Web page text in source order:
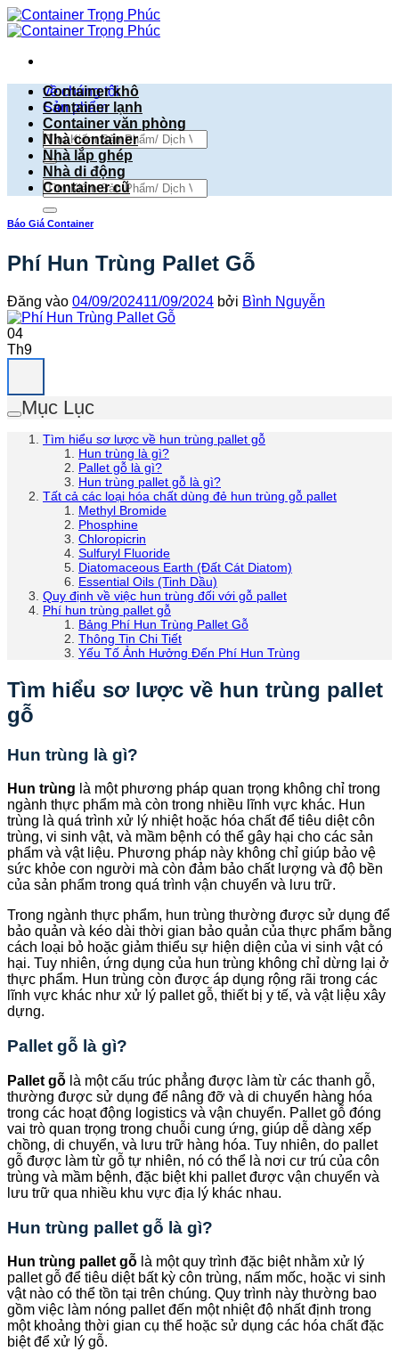
Bỏ
qua
dung
về chúng tôi
Sản phẩm
Tìm
kiếm:
Tìm
kiếm:
Container khô
Container lạnh
Container văn phòng
Nhà container
Nhà lắp ghép
Nhà di động
Container cũ
Báo Giá Container
Phí Hun Trùng Pallet Gỗ
Đăng vào 04/09/202411/09/2024 bởi Bình Nguyễn
04
Th9
Mục Lục
Tìm hiểu sơ lược về hun trùng pallet gỗ
Hun trùng là gì?
Pallet gỗ là gì?
Hun trùng pallet gỗ là gì?
Tất cả các loại hóa chất dùng đẻ hun trùng gỗ pallet
Methyl Bromide
Phosphine
Chloropicrin
Sulfuryl Fluoride
Diatomaceous Earth (Đất Cát Diatom)
Essential Oils (Tinh Dầu)
Quy định về việc hun trùng đối với gỗ pallet
Phí hun trùng pallet gỗ
Bảng Phí Hun Trùng Pallet Gỗ
Thông Tin Chi Tiết
Yếu Tố Ảnh Hưởng Đến Phí Hun Trùng
Tìm hiểu sơ lược về hun trùng pallet
gỗ
Hun trùng là gì?
Hun trùng là một phương pháp quan trọng không chỉ trong
ngành thực phẩm mà còn trong nhiều lĩnh vực khác. Hun
trùng là quá trình xử lý nhiệt hoặc hóa chất để tiêu diệt côn
trùng, vi sinh vật, và mầm bệnh có thể gây hại cho các sản
phẩm và vật liệu. Phương pháp này không chỉ giúp bảo vệ
sức khỏe con người mà còn đảm bảo chất lượng và độ bền
của sản phẩm trong quá trình vận chuyển và lưu trữ.
Trong ngành thực phẩm, hun trùng thường được sử dụng để
bảo quản và kéo dài thời gian bảo quản của thực phẩm bằng
cách loại bỏ hoặc giảm thiểu sự hiện diện của vi sinh vật có
hại. Tuy nhiên, ứng dụng của hun trùng không chỉ dừng lại ở
thực phẩm. Hun trùng còn được áp dụng rộng rãi trong các
lĩnh vực khác như xử lý pallet gỗ, thiết bị y tế, và vật liệu xây
dựng.
Pallet gỗ là gì?
Pallet gỗ là một cấu trúc phẳng được làm từ các thanh gỗ,
thường được sử dụng để nâng đỡ và di chuyển hàng hóa
trong các hoạt động logistics và vận chuyển. Pallet gỗ đóng
vai trò quan trọng trong chuỗi cung ứng, giúp dễ dàng xếp
chồng, di chuyển, và lưu trữ hàng hóa. Tuy nhiên, do pallet
gỗ được làm từ gỗ tự nhiên, nó có thể là nơi cư trú của côn
trùng và mầm bệnh, đặc biệt khi pallet được vận chuyển và
lưu trữ qua nhiều khu vực địa lý khác nhau.
Hun trùng pallet gỗ là gì?
Hun trùng pallet gỗ là một quy trình đặc biệt nhằm xử lý
pallet gỗ để tiêu diệt bất kỳ côn trùng, nấm mốc, hoặc vi sinh
vật nào có thể tồn tại trên chúng. Quy trình này thường bao
gồm việc làm nóng pallet đến một nhiệt độ nhất định trong
một khoảng thời gian cụ thể hoặc sử dụng các hóa chất đặc
biệt để xử lý gỗ.